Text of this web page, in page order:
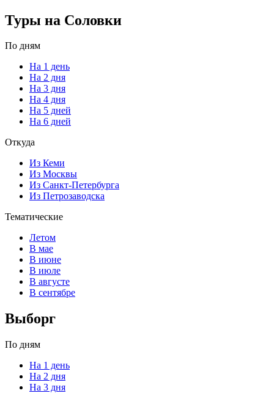
Туры на Соловки
По дням
На 1 день
На 2 дня
На 3 дня
На 4 дня
На 5 дней
На 6 дней
Откуда
Из Кеми
Из Москвы
Из Санкт-Петербурга
Из Петрозаводска
Тематические
Летом
В мае
В июне
В июле
В августе
В сентябре
Выборг
По дням
На 1 день
На 2 дня
На 3 дня